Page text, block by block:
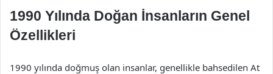
1990 Yılında Doğan İnsanların Genel
Özellikleri
1990 yılında doğmuş olan insanlar, genellikle bahsedilen At